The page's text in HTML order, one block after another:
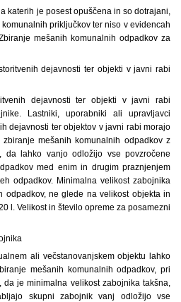
katerih je posest opuščena in so dotrajani,
priključkov ter niso v evidencah
mešanih komunalnih odpadkov za
dejavnosti ter objekti v javni rabi
dejavnosti ter objekti v javni rabi
Lastniki, uporabniki ali upravljavci
dejavnosti ter objektov v javni rabi morajo
mešanih komunalnih odpadkov z
da lahko vanjo odložijo vse povzročene
med enim in drugim praznjenjem
odpadkov. Minimalna velikost zabojnika
odpadkov, ne glede na velikost objekta in
l. Velikost in število opreme za posamezni
ali večstanovanjskem objektu lahko
mešanih komunalnih odpadkov, pri
je minimalna velikost zabojnika takšna,
skupni zabojnik vanj odložijo vse